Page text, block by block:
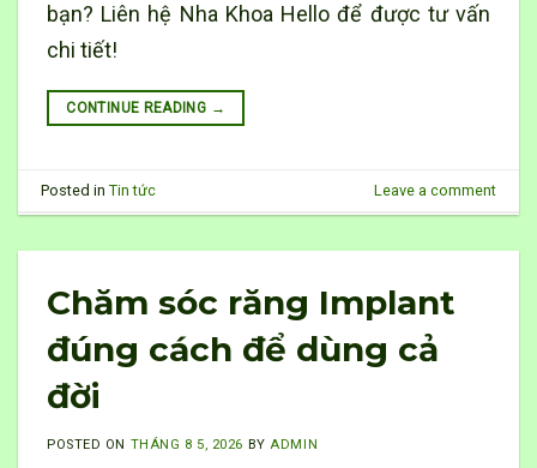
bạn? Liên hệ Nha Khoa Hello để được tư vấn
chi tiết!
CONTINUE READING →
Posted inTin tức Leave a comment
Chăm sóc răng Implant
đúng cách để dùng cả
đời
POSTED ON THÁNG 8 5, 2026 BY ADMIN